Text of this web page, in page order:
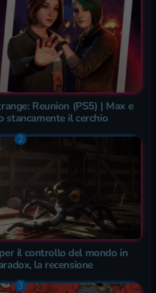
Reunion (PS5) | Max e
stancamente il cerchio
il controllo del mondo in
la recensione